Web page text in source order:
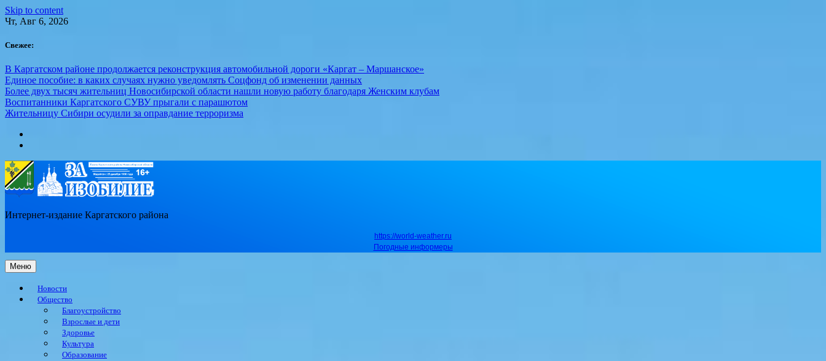
Skip to content
Чт, Авг 6, 2026
Свежее:
В Каргатском районе продолжается реконструкция автомобильной дороги «Каргат – Маршанское»
Единое пособие: в каких случаях нужно уведомлять Соцфонд об изменении данных
Более двух тысяч жительниц Новосибирской области нашли новую работу благодаря Женским клубам
Воспитанники Каргатского СУВУ прыгали с парашютом
Жительницу Сибири осудили за оправдание терроризма
Интернет-издание Каргатского района
https://world-weather.ru
Погодные информеры
Меню
Новости
Общество
Благоустройство
Взрослые и дети
Здоровье
Культура
Образование